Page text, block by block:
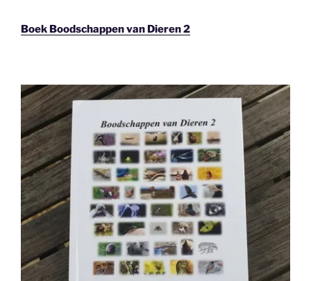
Boek Boodschappen van Dieren 2